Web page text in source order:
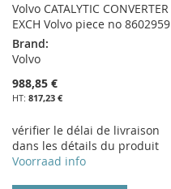
Volvo CATALYTIC CONVERTER
EXCH Volvo piece no 8602959
Brand:
Volvo
988,85 €
817,23 €
vérifier le délai de livraison
dans les détails du produit
Voorraad info